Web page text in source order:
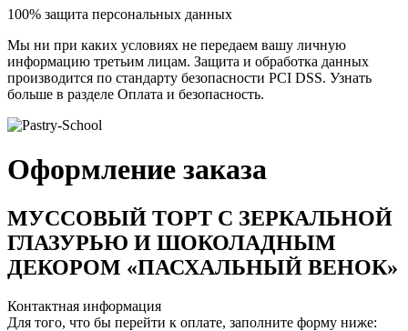
100% защита персональных данных
Мы ни при каких условиях не передаем вашу личную
информацию третьим лицам. Защита и обработка данных
производится по стандарту безопасности PCI DSS. Узнать
больше в разделе Оплата и безопасность.
Оформление заказа
МУССОВЫЙ ТОРТ С ЗЕРКАЛЬНОЙ
ГЛАЗУРЬЮ И ШОКОЛАДНЫМ
ДЕКОРОМ «ПАСХАЛЬНЫЙ ВЕНОК»
Контактная информация
Для того, что бы перейти к оплате, заполните форму ниже: